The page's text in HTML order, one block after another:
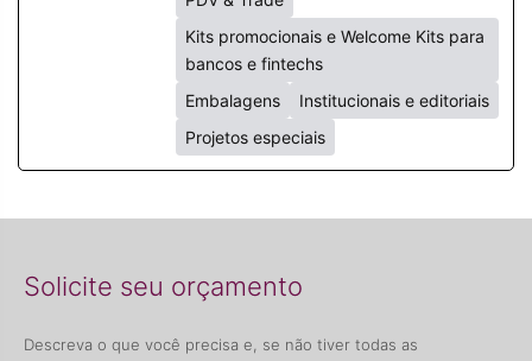
Kits promocionais e Welcome Kits para
bancos e fintechs
Embalagens
Institucionais e editoriais
Projetos especiais
Solicite seu orçamento
Descreva o que você precisa e, se não tiver todas as